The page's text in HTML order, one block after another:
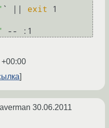
` || exit
30.06.2011